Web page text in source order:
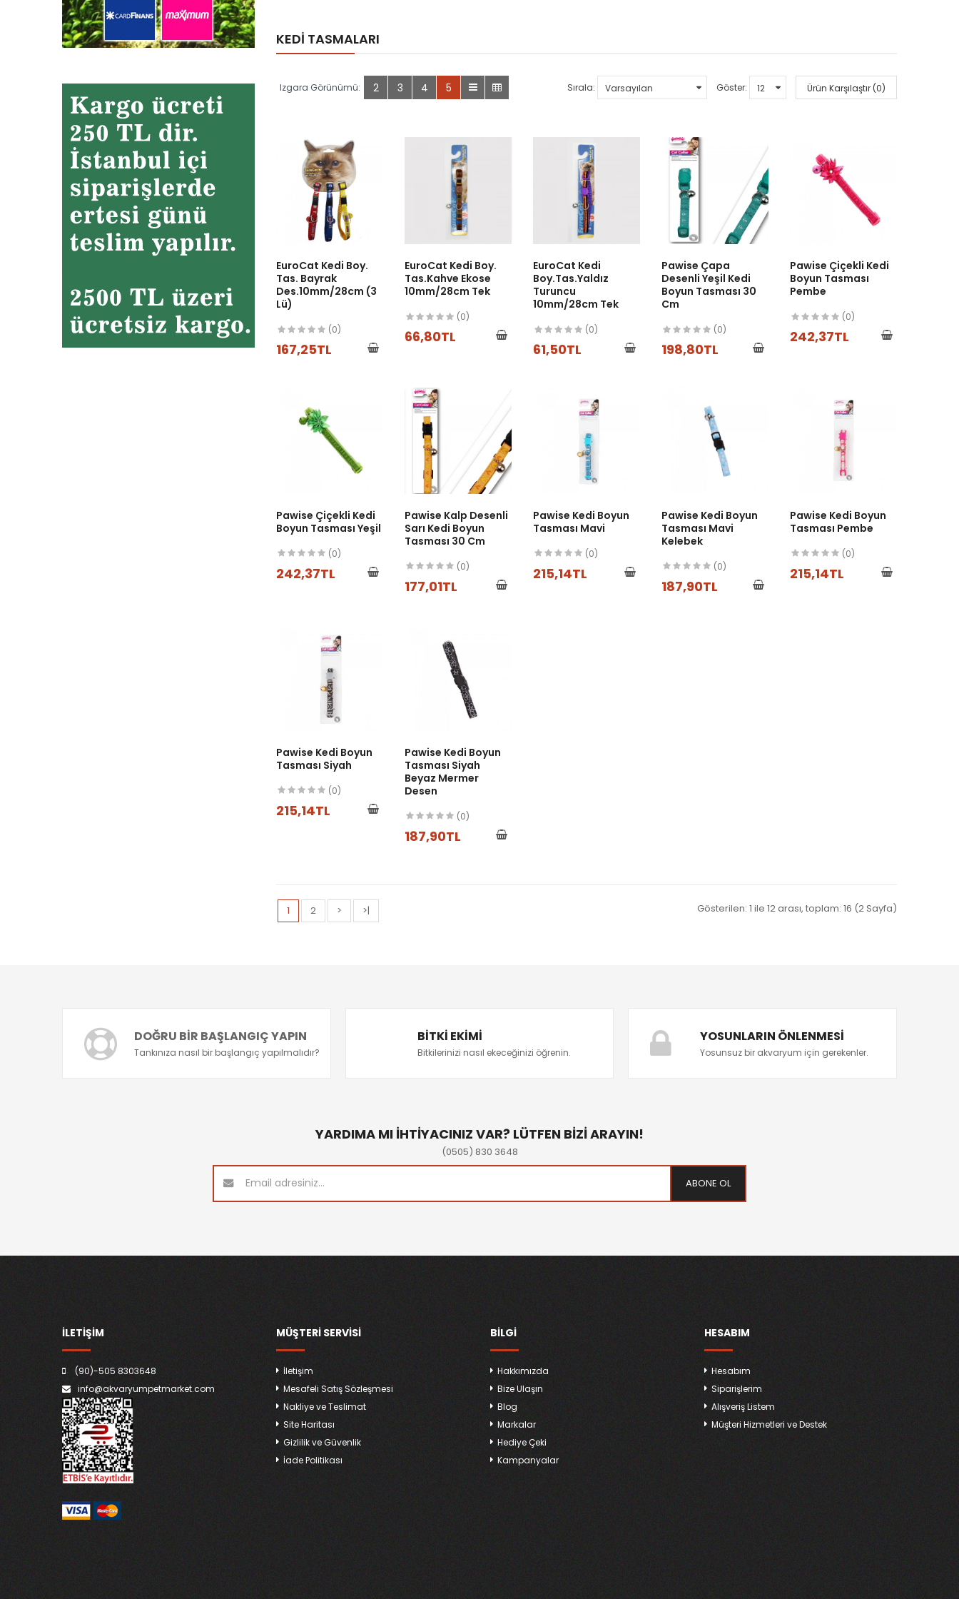
KEDI TASMALARI
Izgara Görünümü: 2 3 4 5 Sırala: Göster: Ürün Karşılaştır (0)
EuroCat Kedi Boy.
Tas. Bayrak
Des.10mm/28cm (3
Lü)
(0)
167,25TL
EuroCat Kedi Boy.
Tas.Kahve Ekose
10mm/28cm Tek
(0)
66,80TL
EuroCat Kedi
Boy.Tas.Yaldız
Turuncu
10mm/28cm Tek
(0)
61,50TL
Pawise Çapa
Desenli Yeşil Kedi
Boyun Tasması 30
Cm
(0)
198,80TL
Pawise Çiçekli Kedi
Boyun Tasması
Pembe
(0)
242,37TL
Pawise Çiçekli Kedi
Boyun Tasması Yeşil
(0)
242,37TL
Pawise Kalp Desenli
Sarı Kedi Boyun
Tasması 30 Cm
(0)
177,01TL
Pawise Kedi Boyun
Tasması Mavi
(0)
215,14TL
Pawise Kedi Boyun
Tasması Mavi
Kelebek
(0)
187,90TL
Pawise Kedi Boyun
Tasması Pembe
(0)
215,14TL
Pawise Kedi Boyun
Tasması Siyah
(0)
215,14TL
Pawise Kedi Boyun
Tasması Siyah
Beyaz Mermer
Desen
(0)
187,90TL
1 2 > >| Gösterilen: 1 ile 12 arası, toplam: 16 (2 Sayfa)
DOĞRU BIR BAŞLANGIÇ YAPIN
Tankınıza nasıl bir başlangıç yapılmalıdır?
BITKI EKIMI
Bitkilerinizi nasıl ekeceğinizi öğrenin.
YOSUNLARIN ÖNLENMESI
Yosunsuz bir akvaryum için gerekenler.
YARDIMA MI İHTİYACINIZ VAR? LÜTFEN BİZİ ARAYIN!
(0505) 830 3648
ABONE OL
İLETİŞİM
(90)-505 8303648
info@akvaryumpetmarket.com
MÜŞTERI SERVISI
İletişim
Mesafeli Satış Sözleşmesi
Nakliye ve Teslimat
Site Haritası
Gizlilik ve Güvenlik
İade Politikası
BILGI
Hakkımızda
Bize Ulaşın
Blog
Markalar
Hediye Çeki
Kampanyalar
HESABIM
Hesabım
Siparişlerim
Alışveriş Listem
Müşteri Hizmetleri ve Destek